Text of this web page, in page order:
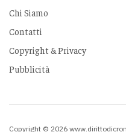
Chi Siamo
Contatti
Copyright & Privacy
Pubblicità
Copyright © 2026